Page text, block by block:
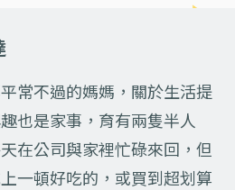
常不過的媽媽，關於生活提
也是家事，育有兩隻半人
在公司與家裡忙碌來回，但
一頓好吃的，或買到超划算